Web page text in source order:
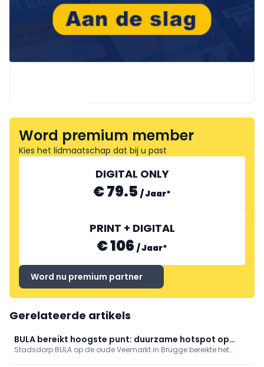
DIRICKX
Word premium member
Kies het lidmaatschap dat bij u past
DIGITAL ONLY
€ 79.5 /Jaar*
PRINT + DIGITAL
€ 106 /Jaar*
Word nu premium partner
Gerelateerde artikels
BULA bereikt hoogste punt: duurzame hotspot op
Brugse Veemarkt
Stadsdorp BULA op de oude Veemarkt in Brugge bereikte het